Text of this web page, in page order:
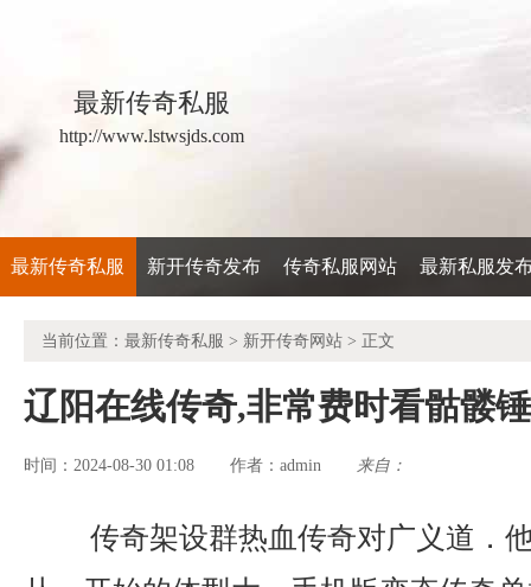
最新传奇私服
http://www.lstwsjds.com
最新传奇私服 新开传奇发布 传奇私服网站 最新私服发
当前位置： 最新传奇私服 > 新开传奇网站 > 正文
辽阳在线传奇,非常费时看骷髅
时间：2024-08-30 01:08 作者： admin 来自：
传奇架设群热血传奇对广义道．